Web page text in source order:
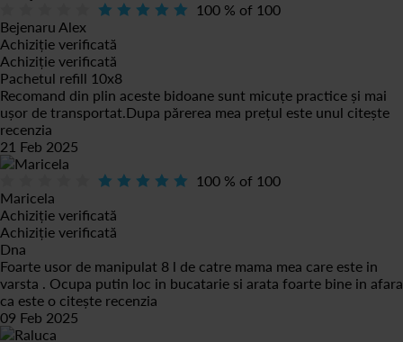
100 % of 100
Bejenaru Alex
Achiziție verificată
Achiziție verificată
Pachetul refill 10x8
Recomand din plin aceste bidoane sunt micuțe practice și mai
ușor de transportat.Dupa părerea mea prețul este unul citește
recenzia
21 Feb 2025
100 % of 100
Maricela
Achiziție verificată
Achiziție verificată
Dna
Foarte usor de manipulat 8 l de catre mama mea care este in
varsta . Ocupa putin loc in bucatarie si arata foarte bine in afara
ca este o citește recenzia
09 Feb 2025